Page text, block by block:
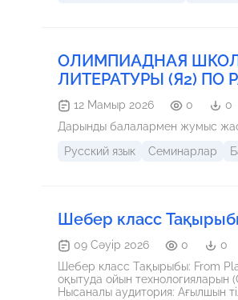
ОЛИМПИАДНАЯ
ЛИТЕРАТУРЫ (Я2)
12 Мамыр 2026 0
0
Русский язык
Семинарлар
Шебер класс
09 Сәуір 2026 0
0
Шебер класс Тақырыбы: From Play to Results:
оқытуда ойын технологияларын
Нысаналы аудитория: Ағылшын тілі мұғалімдері. Күтілетін нәтиже: